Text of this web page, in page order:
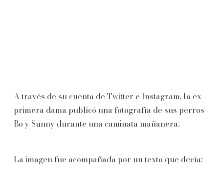
A través de su cuenta de Twitter e Instagram, la ex
primera dama publicó una fotografía de sus perros
Bo y Sunny durante una caminata mañanera.
La imagen fue acompañada por un texto que decía: